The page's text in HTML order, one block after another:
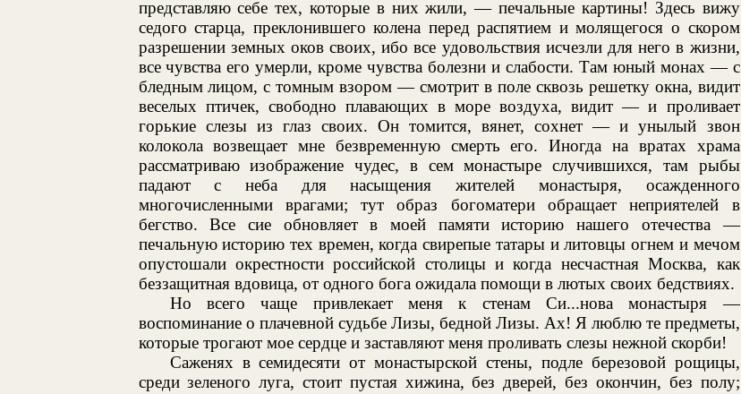
представляю себе тех, которые в них жили, — печальные картины! Здесь вижу
седого старца, преклонившего колена перед распятием и молящегося о скором
разрешении земных оков своих, ибо все удовольствия исчезли для него в жизни,
все чувства его умерли, кроме чувства болезни и слабости. Там юный монах — с
бледным лицом, с томным взором — смотрит в поле сквозь решетку окна, видит
веселых птичек, свободно плавающих в море воздуха, видит — и проливает
горькие слезы из глаз своих. Он томится, вянет, сохнет — и унылый звон
колокола возвещает мне безвременную смерть его. Иногда на вратах храма
рассматриваю изображение чудес, в сем монастыре случившихся, там рыбы
падают с неба для насыщения жителей монастыря, осажденного
многочисленными врагами; тут образ богоматери обращает неприятелей в
бегство. Все сие обновляет в моей памяти историю нашего отечества —
печальную историю тех времен, когда свирепые татары и литовцы огнем и мечом
опустошали окрестности российской столицы и когда несчастная Москва, как
беззащитная вдовица, от одного бога ожидала помощи в лютых своих бедствиях.
Но всего чаще привлекает меня к стенам Си...нова монастыря —
воспоминание о плачевной судьбе Лизы, бедной Лизы. Ах! Я люблю те предметы,
которые трогают мое сердце и заставляют меня проливать слезы нежной скорби!
Саженях в семидесяти от монастырской стены, подле березовой рощицы,
среди зеленого луга, стоит пустая хижина, без дверей, без окончин, без полу;